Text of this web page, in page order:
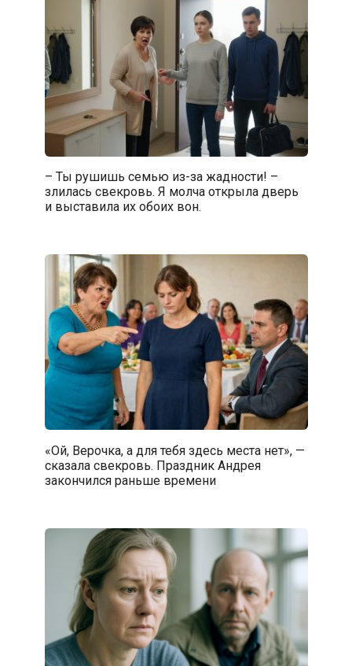
– Ты рушишь семью из-за жадности! –
злилась свекровь. Я молча открыла дверь
и выставила их обоих вон.
«Ой, Верочка, а для тебя здесь места нет», —
сказала свекровь. Праздник Андрея
закончился раньше времени